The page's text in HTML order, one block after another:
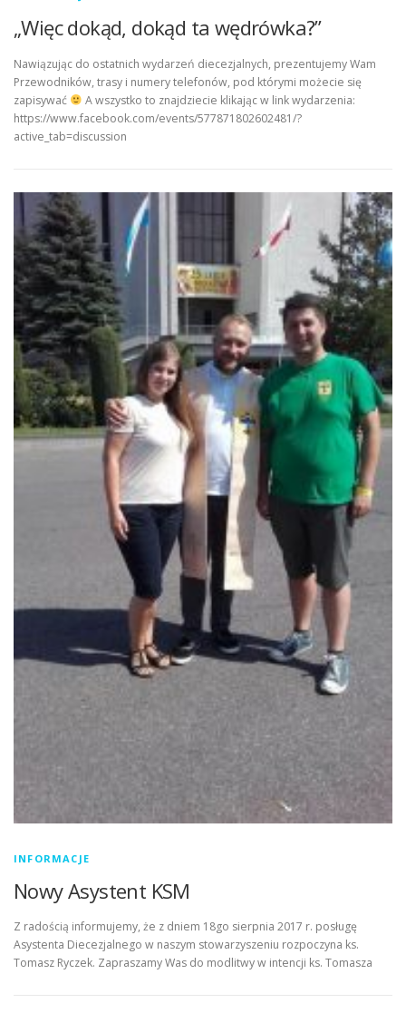
„Więc dokąd, dokąd ta wędrówka?”
Nawiązując do ostatnich wydarzeń diecezjalnych, prezentujemy Wam
Przewodników, trasy i numery telefonów, pod którymi możecie się
zapisywać
A wszystko to znajdziecie klikając w link wydarzenia:
https://www.facebook.com/events/577871802602481/?
active_tab=discussion
INFORMACJE
Nowy Asystent KSM
Z radością informujemy, że z dniem 18go sierpnia 2017 r. posługę
Asystenta Diecezjalnego w naszym stowarzyszeniu rozpoczyna ks.
Tomasz Ryczek. Zapraszamy Was do modlitwy w intencji ks. Tomasza